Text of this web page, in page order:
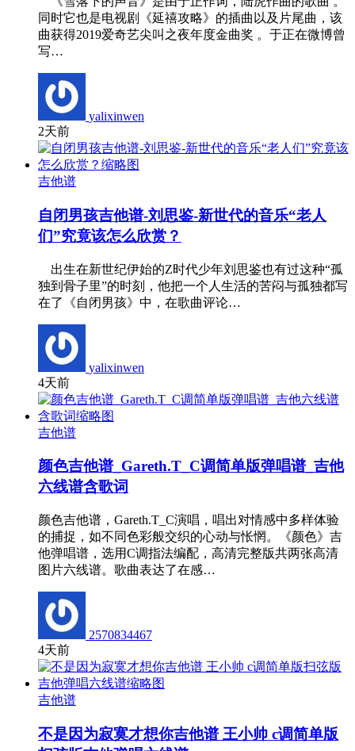
同时它也是电视剧《延禧攻略》的插曲以及片尾曲，该
曲获得2019爱奇艺尖叫之夜年度金曲奖 。于正在微博曾
写…
yalixinwen
2天前
吉他谱
自闭男孩吉他谱-刘思鉴-新世代的音乐“老人
们”究竟该怎么欣赏？
出生在新世纪伊始的Z时代少年刘思鉴也有过这种“孤
独到骨子里”的时刻，他把一个人生活的苦闷与孤独都写
在了《自闭男孩》中，在歌曲评论…
yalixinwen
4天前
吉他谱
颜色吉他谱_Gareth.T_C调简单版弹唱谱_吉他
六线谱含歌词
颜色吉他谱，Gareth.T_C演唱，唱出对情感中多样体验
的捕捉，如不同色彩般交织的心动与怅惘。《颜色》吉
他弹唱谱，选用C调指法编配，高清完整版共两张高清
图片六线谱。歌曲表达了在感…
2570834467
4天前
吉他谱
不是因为寂寞才想你吉他谱 王小帅 c调简单版